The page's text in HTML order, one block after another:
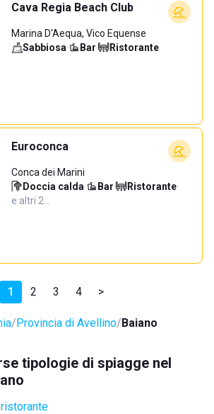
Cava Regia Beach Club
Marina D'Aequa, Vico Equense
Sabbiosa· Bar· Ristorante
Euroconca
Conca dei Marini
Doccia calda· Bar· Ristorante·
e altri 2…
1 2 3 4 >
Provincia di Avellino Baiano
tipologie di spiagge nel